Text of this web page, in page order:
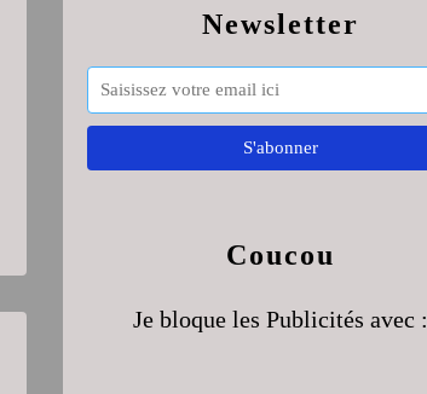
Newsletter
Coucou
Je bloque les Publicités avec :